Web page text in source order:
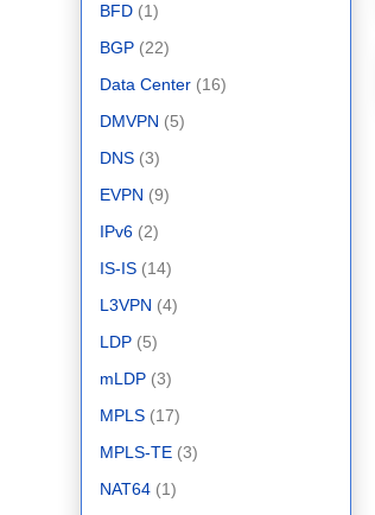
BFD (1)
BGP (22)
Data Center (16)
DMVPN (5)
DNS (3)
EVPN (9)
IPv6 (2)
IS-IS (14)
L3VPN (4)
LDP (5)
mLDP (3)
MPLS (17)
MPLS-TE (3)
NAT64 (1)